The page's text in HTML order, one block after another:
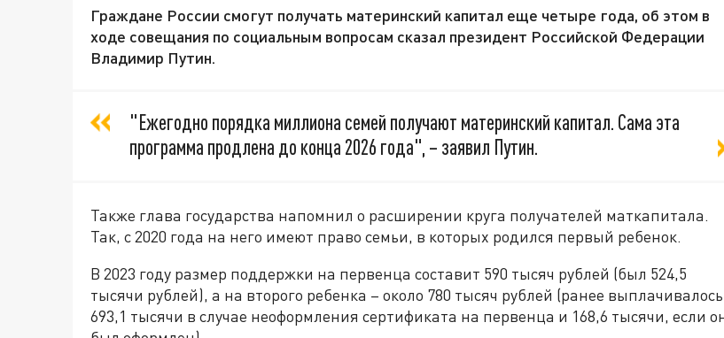
Граждане России смогут получать материнский капитал еще четыре года, об этом в
ходе совещания по социальным вопросам сказал президент Российской Федерации
Владимир Путин.
"Ежегодно порядка миллиона семей получают материнский капитал. Сама эта
программа продлена до конца 2026 года", – заявил Путин.
Также глава государства напомнил о расширении круга получателей маткапитала.
Так, с 2020 года на него имеют право семьи, в которых родился первый ребенок.
В 2023 году размер поддержки на первенца составит 590 тысяч рублей (был 524,5
тысячи рублей), а на второго ребенка – около 780 тысяч рублей (ранее выплачивалось
693,1 тысячи в случае неоформления сертификата на первенца и 168,6 тысячи, если